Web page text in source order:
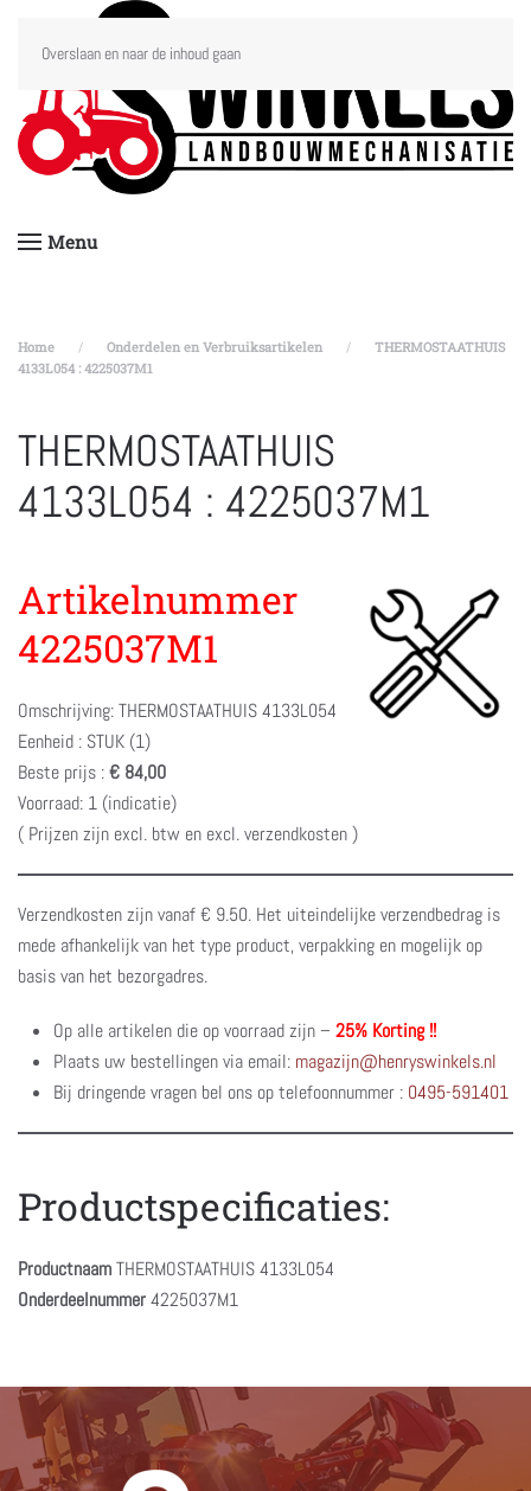
Overslaan en naar de inhoud gaan
Menu
Home Onderdelen en Verbruiksartikelen
THERMOSTAATHUIS
4133L054 : 4225037M1
THERMOSTAATHUIS
4133L054 : 4225037M1
Artikelnummer
4225037M1
Omschrijving: THERMOSTAATHUIS 4133L054
Eenheid : STUK (1)
Beste prijs :€ 84,00
Voorraad: 1 (indicatie)
( Prijzen zijn excl. btw en excl. verzendkosten )
Verzendkosten zijn vanaf € 9.50. Het uiteindelijke verzendbedrag is
mede afhankelijk van het type product, verpakking en mogelijk op
basis van het bezorgadres.
Op alle artikelen die op voorraad zijn – 25% Korting !!
Plaats uw bestellingen via email: magazijn@henryswinkels.nl
Bij dringende vragen bel ons op telefoonnummer : 0495-591401
Productspecificaties:
ProductnaamTHERMOSTAATHUIS 4133L054
Onderdeelnummer4225037M1